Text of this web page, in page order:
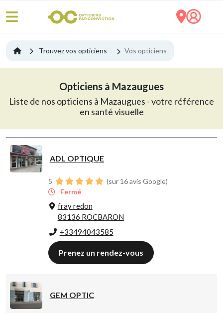
Trouvez vos opticiens Vos opticiens
Opticiens à Mazaugues
Liste de nos opticiens à Mazaugues - votre référence
en santé visuelle
ADL OPTIQUE
5
(sur 16 avis Google)
Fermé
fray redon
83136 ROCBARON
+33494043585
Prenez un rendez-vous
GEM OPTIC